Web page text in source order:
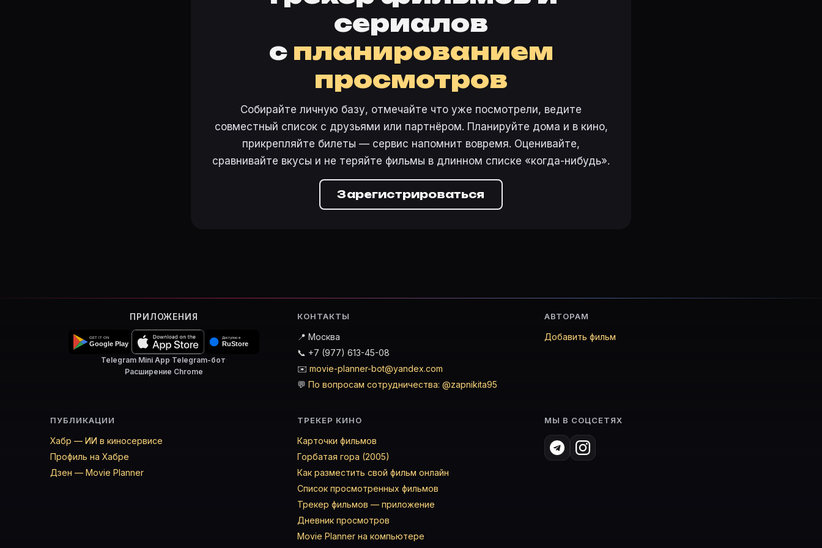
сериалов
с планированием
просмотров
Собирайте личную базу, отмечайте что уже посмотрели, ведите
совместный список с друзьями или партнёром. Планируйте дома и в кино,
прикрепляйте билеты — сервис напомнит вовремя. Оценивайте,
сравнивайте вкусы и не теряйте фильмы в длинном списке «когда-нибудь».
Зарегистрироваться
ПРИЛОЖЕНИЯ
Telegram Mini App·Telegram-бот·
Расширение Chrome
КОНТАКТЫ
📍 Москва
📞 +7 (977) 613-45-08
✉️ movie-planner-bot@yandex.com
💬 По вопросам сотрудничества: @zapnikita95
АВТОРАМ
Добавить фильм
ПУБЛИКАЦИИ
Хабр — ИИ в киносервисе
Профиль на Хабре
Дзен — Movie Planner
ТРЕКЕР КИНО
Карточки фильмов
Горбатая гора (2005)
Как разместить свой фильм онлайн
Список просмотренных фильмов
Трекер фильмов — приложение
Дневник просмотров
Movie Planner на компьютере
МЫ В СОЦСЕТЯХ